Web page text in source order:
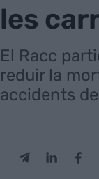
les
El Racc
reduir la
accidents